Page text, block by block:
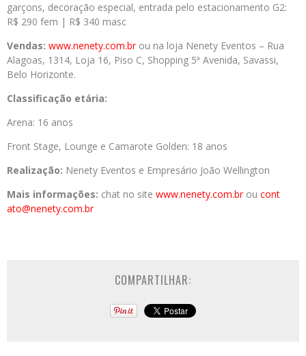
garçons, decoração especial, entrada pelo estacionamento G2:
R$ 290 fem | R$ 340 masc
Vendas: www.nenety.com.brou na loja Nenety Eventos – Rua
Alagoas, 1314, Loja 16, Piso C, Shopping 5ª Avenida, Savassi,
Belo Horizonte.
Classificação etária:
Arena: 16 anos
Front Stage, Lounge e Camarote Golden: 18 anos
Realização: Nenety Eventos e Empresário João Wellington
Mais informações: chat no site www.nenety.com.brou cont
ato@nenety.com.br
COMPARTILHAR: